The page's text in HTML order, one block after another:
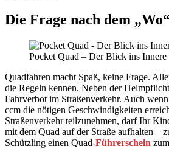
Die Frage nach dem
Pocket Quad – Der Blick ins Innere
Quadfahren macht Spaß, keine Frage.
die Regeln kennen. Neben der
Fahrverbot im Straßenverkehr. Auch
ccm die nötigen Geschwindigkeiten
Straßenverkehr teilzunehmen, darf Ihr
mit dem Quad auf der Straße aufhalten –
Schützling einen Quad-Führerschein